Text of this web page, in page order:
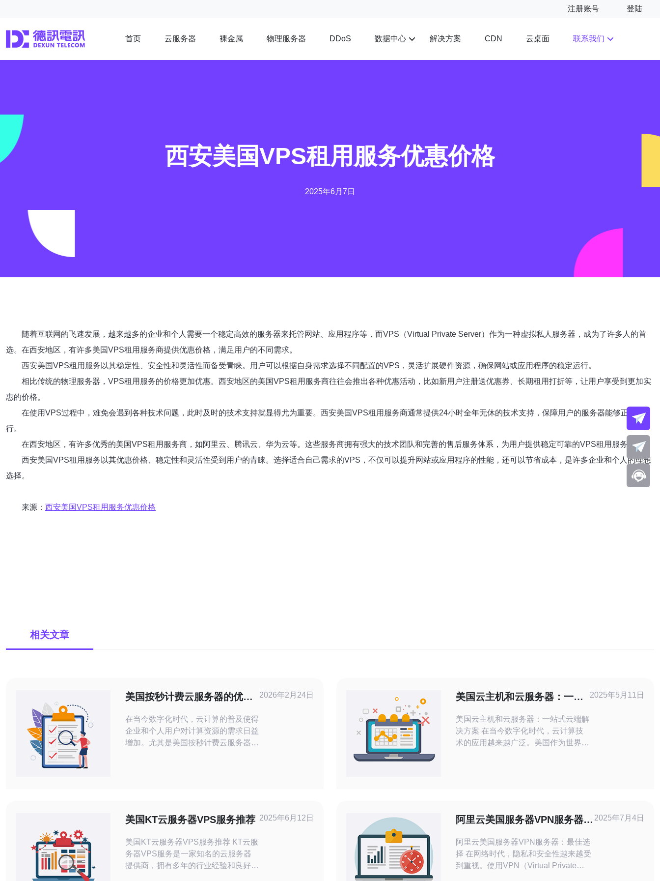
注册账号 登陆
首页 云服务器 裸金属 物理服务器 DDoS 数据中心 解决方案 CDN 云桌面 联系我们
西安美国VPS租用服务优惠价格
2025年6月7日
随着互联网的飞速发展，越来越多的企业和个人需要一个稳定高效的服务器来托管网站、应用程序等，而VPS（Virtual Private Server）作为一种虚拟私人服务器，成为了许多人的首
选。在西安地区，有许多美国VPS租用服务商提供优惠价格，满足用户的不同需求。
西安美国VPS租用服务以其稳定性、安全性和灵活性而备受青睐。用户可以根据自身需求选择不同配置的VPS，灵活扩展硬件资源，确保网站或应用程序的稳定运行。
相比传统的物理服务器，VPS租用服务的价格更加优惠。西安地区的美国VPS租用服务商往往会推出各种优惠活动，比如新用户注册送优惠券、长期租用打折等，让用户享受到更加实
惠的价格。
在使用VPS过程中，难免会遇到各种技术问题，此时及时的技术支持就显得尤为重要。西安美国VPS租用服务商通常提供24小时全年无休的技术支持，保障用户的服务器能够正常运
行。
在西安地区，有许多优秀的美国VPS租用服务商，如阿里云、腾讯云、华为云等。这些服务商拥有强大的技术团队和完善的售后服务体系，为用户提供稳定可靠的VPS租用服务。
西安美国VPS租用服务以其优惠价格、稳定性和灵活性受到用户的青睐。选择适合自己需求的VPS，不仅可以提升网站或应用程序的性能，还可以节省成本，是许多企业和个人的理想
选择。
来源： 西安美国VPS租用服务优惠价格
相关文章
美国按秒计费云服务器的优势
在当今数字化时代，云计算的普及使得
企业和个人用户对计算资源的需求日益
增加。尤其是美国按秒计费云服务器，
讨美国按秒计费云服务器的优势以及其
适用的使用场景，帮助您做出明智的决
策
2026年2月24日
美国云主机和云服务器：一站
美国云主机和云服务器：一站式云端解
决方案 在当今数字化时代，云计算技
术的应用越来越广泛。美国作为世界领
以提供灵活的资源分配和弹性扩展能
力。在美国，各大云服务提
2025年5月11日
美国KT云服务器VPS服务推荐
美国KT云服务器VPS服务推荐 KT云服
务器VPS服务是一家知名的云服务器
提供商，拥有多年的行业经验和良好的
2025年6月12日
阿里云美国服务器VPN服务器：
阿里云美国服务器VPN服务器：最佳选
择 在网络时代，隐私和安全性越来越受
到重视。使用VPN（Virtual Private
2025年7月4日